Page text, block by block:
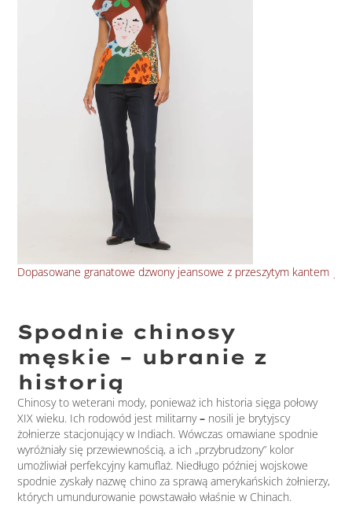
Dopasowane granatowe dzwony jeansowe z przeszytym kantem
Spodnie chinosy
męskie – ubranie z
historią
Chinosy to weterani mody, ponieważ ich historia sięga połowy
XIX wieku. Ich rodowód jest militarny– nosili je brytyjscy
żołnierze stacjonujący w Indiach. Wówczas omawiane spodnie
wyróżniały się przewiewnością, a ich „przybrudzony” kolor
umożliwiał perfekcyjny kamuflaż. Niedługo później wojskowe
spodnie zyskały nazwę chino za sprawą amerykańskich żołnierzy,
których umundurowanie powstawało właśnie w Chinach.